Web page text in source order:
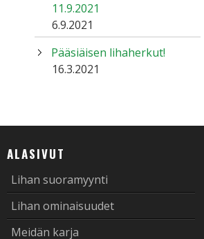
11.9.2021
6.9.2021
Pääsiäisen lihaherkut!
16.3.2021
ALASIVUT
Lihan suoramyynti
Lihan ominaisuudet
Meidän karja